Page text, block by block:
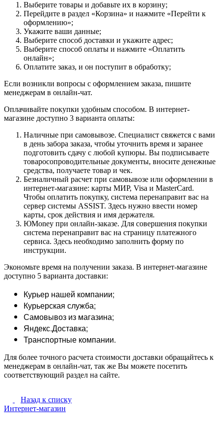
Выберите товары и добавьте их в корзину;
Перейдите в раздел «Корзина» и нажмите «Перейти к
оформлению»;
Укажите ваши данные;
Выберите способ доставки и укажите адрес;
Выберите способ оплаты и нажмите «Оплатить
онлайн»;
Оплатите заказ, и он поступит в обработку;
Если возникли вопросы с оформлением заказа, пишите
менеджерам в онлайн-чат.
Оплачивайте покупки удобным способом. В интернет-
магазине доступно 3 варианта оплаты:
Наличные при самовывозе. Специалист свяжется с вами
в день забора заказа, чтобы уточнить время и заранее
подготовить сдачу с любой купюры. Вы подписываете
товаросопроводительные документы, вносите денежные
средства, получаете товар и чек.
Безналичный расчет при самовывозе или оформлении в
интернет-магазине: карты МИР, Visa и MasterCard.
Чтобы оплатить покупку, система перенаправит вас на
сервер системы ASSIST. Здесь нужно ввести номер
карты, срок действия и имя держателя.
ЮMoney при онлайн-заказе. Для совершения покупки
система перенаправит вас на страницу платежного
сервиса. Здесь необходимо заполнить форму по
инструкции.
Экономьте время на получении заказа. В интернет-магазине
доступно 5 варианта доставки:
Курьер нашей компании;
Курьерская служба;
Самовывоз из магазина;
Яндекс.Доставка;
Транспортные компании.
Для более точного расчета стоимости доставки обращайтесь к
менеджерам в онлайн-чат, так же Вы можете посетить
соответствующий раздел на сайте.
Назад к списку
Интернет-магазин